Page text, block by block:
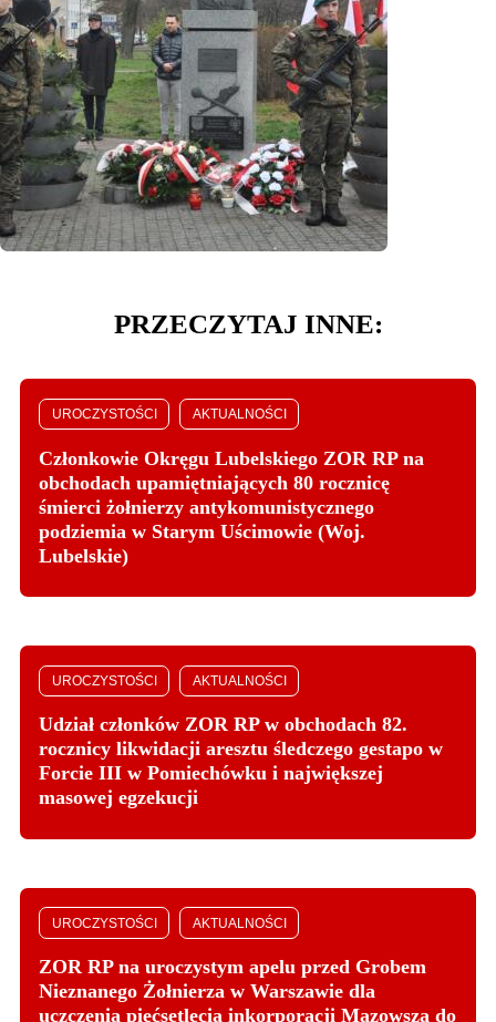
PRZECZYTAJ INNE:
UROCZYSTOŚCI AKTUALNOŚCI
Członkowie Okręgu Lubelskiego ZOR RP na
obchodach upamiętniających 80 rocznicę
śmierci żołnierzy antykomunistycznego
podziemia w Starym Uścimowie (Woj.
Lubelskie)
UROCZYSTOŚCI AKTUALNOŚCI
Udział członków ZOR RP w obchodach 82.
rocznicy likwidacji aresztu śledczego gestapo w
Forcie III w Pomiechówku i największej
masowej egzekucji
UROCZYSTOŚCI AKTUALNOŚCI
ZOR RP na uroczystym apelu przed Grobem
Nieznanego Żołnierza w Warszawie dla
uczczenia pięćsetlecia inkorporacji Mazowsza do